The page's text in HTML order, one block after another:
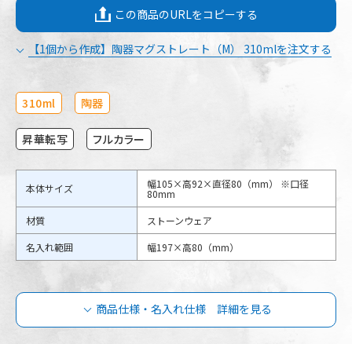
この商品のURLをコピーする
【1個から作成】陶器マグストレート（M） 310mlを注文する
310ml 陶器
昇華転写 フルカラー
本体サイズ 幅105×高92×直径80（mm） ※口径
80mm
材質
ストーンウェア
名入れ範囲
幅197×高80（mm）
商品仕様・名入れ仕様 詳細を見る